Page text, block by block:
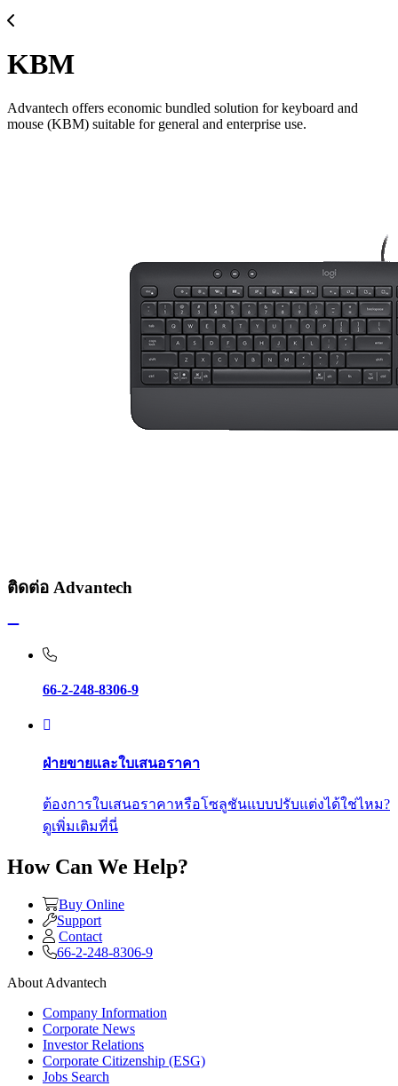
KBM
Advantech offers economic bundled solution for keyboard and
mouse (KBM) suitable for general and enterprise use.
ติดต่อ Advantech
66-2-248-8306-9
ฝ่ายขายและใบเสนอราคา
ต้องการใบเสนอราคาหรือโซลูชันแบบปรับแต่งได้ใช่ไหม?
ดูเพิ่มเติมที่นี่
How Can We Help?
Buy Online
Support
Contact
66-2-248-8306-9
About Advantech
Company Information
Corporate News
Investor Relations
Corporate Citizenship (ESG)
Jobs Search